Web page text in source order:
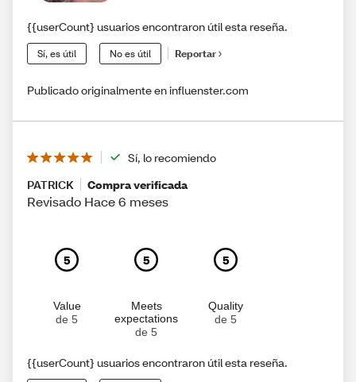
{{userCount} usuarios encontraron útil esta reseña.
Sí, es útil No es útil Reportar
Publicado originalmente en influenster.com
Sí, lo recomiendo
PATRICK
Compra verificada
Revisado Hace 6 meses
5
Value
de 5
5
Meets
expectations
de 5
5
Quality
de 5
{{userCount} usuarios encontraron útil esta reseña.